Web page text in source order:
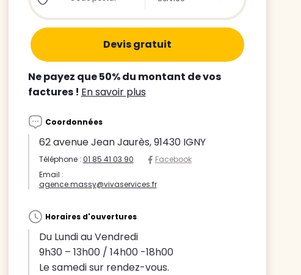
le
votre enfant
à
mon agence
Ne payez que 50% du montant de vos
factures ! En savoir plus
Coordonnées
62 avenue Jean Jaurès, 91430 IGNY
Téléphone : 01 85 41 03 90
Facebook
Email :
agence.massy@vivaservices.fr
Horaires d'ouvertures
Du Lundi au Vendredi
9h30 – 13h00 / 14h00 -18h00
Le samedi sur rendez-vous.